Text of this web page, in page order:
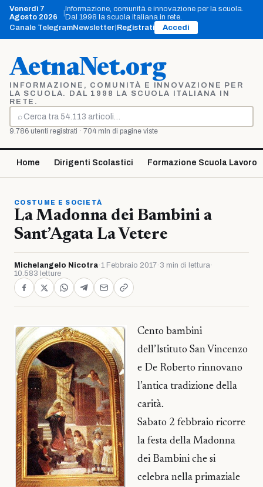
Vai
contenuto
Venerdì 7
Agosto 2026
Informazione, comunità e innovazione per la scuola.
Dal 1998 la scuola italiana in rete.
Canale TelegramNewsletter Registrati Accedi
AetnaNet.org
INFORMAZIONE, COMUNITÀ E INNOVAZIONE PER
LA SCUOLA. DAL 1998 LA SCUOLA ITALIANA IN
RETE.
⌕
Cerca
9.786 utenti registrati · 704 mln di pagine viste
Home Dirigenti Scolastici Formazione Scuola Lavoro
COSTUME E SOCIETÀ
La Madonna dei Bambini a
Sant’Agata La Vetere
Michelangelo Nicotra·1 Febbraio 2017· 3 min di lettura·
10.583 letture
Cento bambini
dell’Istituto San Vincenzo
e De Roberto rinnovano
l’antica tradizione della
carità.
Sabato 2 febbraio ricorre
la festa della Madonna
dei Bambini che si
celebra nella primaziale